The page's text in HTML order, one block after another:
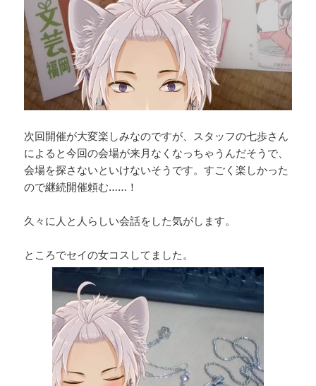
次回開催が大変楽しみなのですが、スタッフの七歩さん
によると今回の会場が来月なくなっちゃうんだそうで、
会場を探さないといけないそうです。すごく楽しかった
ので継続開催頼む……！
久々に人と人らしい会話をした気がします。
ところでセイの女コスしてました。